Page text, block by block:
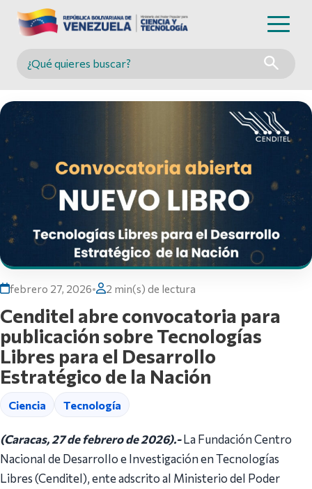
Buscar en MINCYT
febrero 27, 2026• 2 min(s) de lectura
Cenditel abre convocatoria para
publicación sobre Tecnologías
Libres para el Desarrollo
Estratégico de la Nación
Ciencia Tecnología
(Caracas, 27 de febrero de 2026).-La Fundación Centro
Nacional de Desarrollo e Investigación en Tecnologías
Libres (Cenditel), ente adscrito al Ministerio del Poder